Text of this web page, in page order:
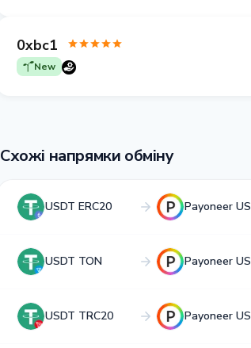
0xbc1
New
Схожі напрямки обміну
USDT ERC20 Payoneer
USDT TON Payoneer
USDT TRC20 Payoneer